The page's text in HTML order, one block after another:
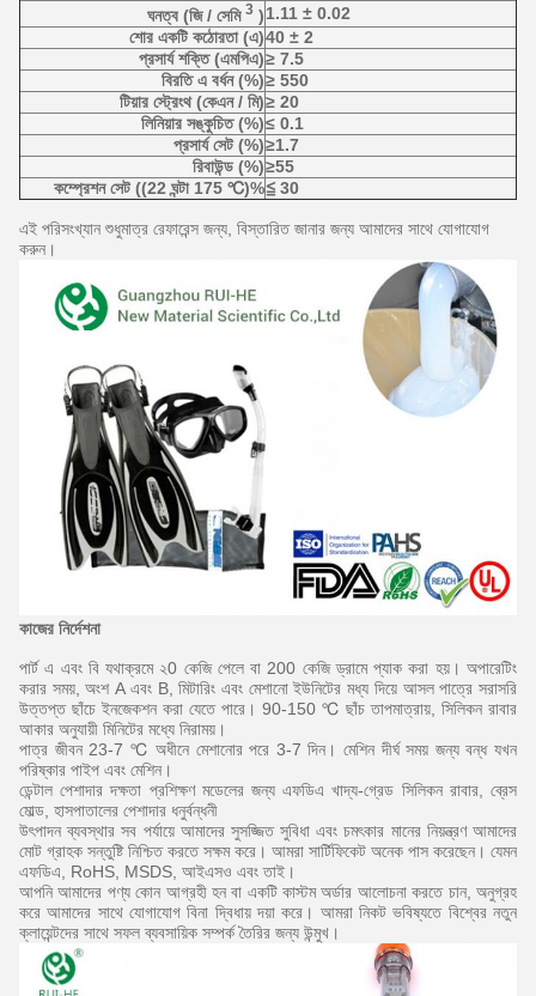
ঘনত্ব (জি / সেমি 3 )1.11 ± 0.02
শোর একটি কঠোরতা (এ)40 ± 2
প্রসার্য শক্তি (এমপিএ)≥ 7.5
বিরতি এ বর্ধন (%)≥ 550
টিয়ার স্ট্রেংথ (কেএন / মি)≥ 20
লিনিয়ার সঙ্কুচিত (%)≤ 0.1
প্রসার্য সেট (%)≥1.7
রিবাউন্ড (%)≥55
কম্প্রেশন সেট ((22 ঘন্টা 175 ℃)%≦ 30
এই পরিসংখ্যান শুধুমাত্র রেফারেন্স জন্য, বিস্তারিত জানার জন্য আমাদের সাথে যোগাযোগ
করুন।
কাজের নির্দেশনা
পার্ট এ এবং বি যথাক্রমে ২0 কেজি পেলে বা 200 কেজি ড্রামে প্যাক করা হয়। অপারেটিং
করার সময়, অংশ A এবং B, মিটারিং এবং মেশানো ইউনিটের মধ্য দিয়ে আসল পাত্রে সরাসরি
উত্তপ্ত ছাঁচে ইনজেকশন করা যেতে পারে। 90-150 ℃ ছাঁচ তাপমাত্রায়, সিলিকন রাবার
আকার অনুযায়ী মিনিটের মধ্যে নিরাময়।
পাত্র জীবন 23-7 ℃ অধীনে মেশানোর পরে 3-7 দিন। মেশিন দীর্ঘ সময় জন্য বন্ধ যখন
পরিষ্কার পাইপ এবং মেশিন।
ডেন্টাল পেশাদার দক্ষতা প্রশিক্ষণ মডেলের জন্য এফডিএ খাদ্য-গ্রেড সিলিকন রাবার, ব্রেস
মোল্ড, হাসপাতালের পেশাদার ধনুর্বন্ধনী
উৎপাদন ব্যবস্থার সব পর্যায়ে আমাদের সুসজ্জিত সুবিধা এবং চমৎকার মানের নিয়ন্ত্রণ আমাদের
মোট গ্রাহক সন্তুষ্টি নিশ্চিত করতে সক্ষম করে। আমরা সার্টিফিকেট অনেক পাস করেছেন। যেমন
এফডিএ, RoHS, MSDS, আইএসও এবং তাই।
আপনি আমাদের পণ্য কোন আগ্রহী হন বা একটি কাস্টম অর্ডার আলোচনা করতে চান, অনুগ্রহ
করে আমাদের সাথে যোগাযোগ বিনা দ্বিধায় দয়া করে। আমরা নিকট ভবিষ্যতে বিশ্বের নতুন
ক্লায়েন্টদের সাথে সফল ব্যবসায়িক সম্পর্ক তৈরির জন্য উন্মুখ।